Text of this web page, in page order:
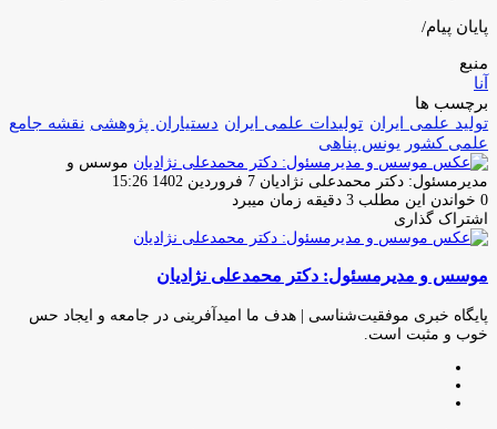
پایان پیام/
منبع
آنا
برچسب ها
تولید علمی ایران تولیدات علمی ایران دستیاران پژوهشی نقشه جامع
علمی کشور یونس پناهی
موسس و
مدیرمسئول: دکتر محمدعلی نژادیان ارسال
ایمیل
7 فروردین 1402 15:26
0 خواندن این مطلب 3 دقیقه زمان میبرد
اشتراک گذاری
فیس
توئیتر
لینکدین
واتس
تلگرام
اشتراک
از
ایمیل
چاپ
موسس و مدیرمسئول: دکتر محمدعلی نژادیان
پایگاه خبری موفقیت‌شناسی | هدف ما امیدآفرینی در جامعه و ایجاد حس
خوب و مثبت است.